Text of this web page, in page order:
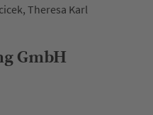
Theresa Karl
GmbH